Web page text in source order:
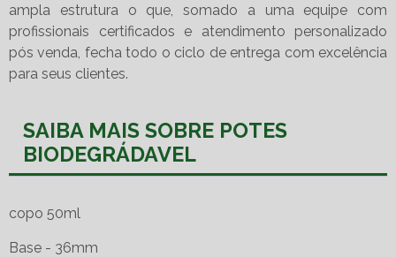
ampla estrutura o que, somado a uma equipe com
profissionais certificados e atendimento personalizado
pós venda, fecha todo o ciclo de entrega com excelência
para seus clientes.
SAIBA MAIS SOBRE POTES
BIODEGRÁDAVEL
copo 50ml
Base - 36mm